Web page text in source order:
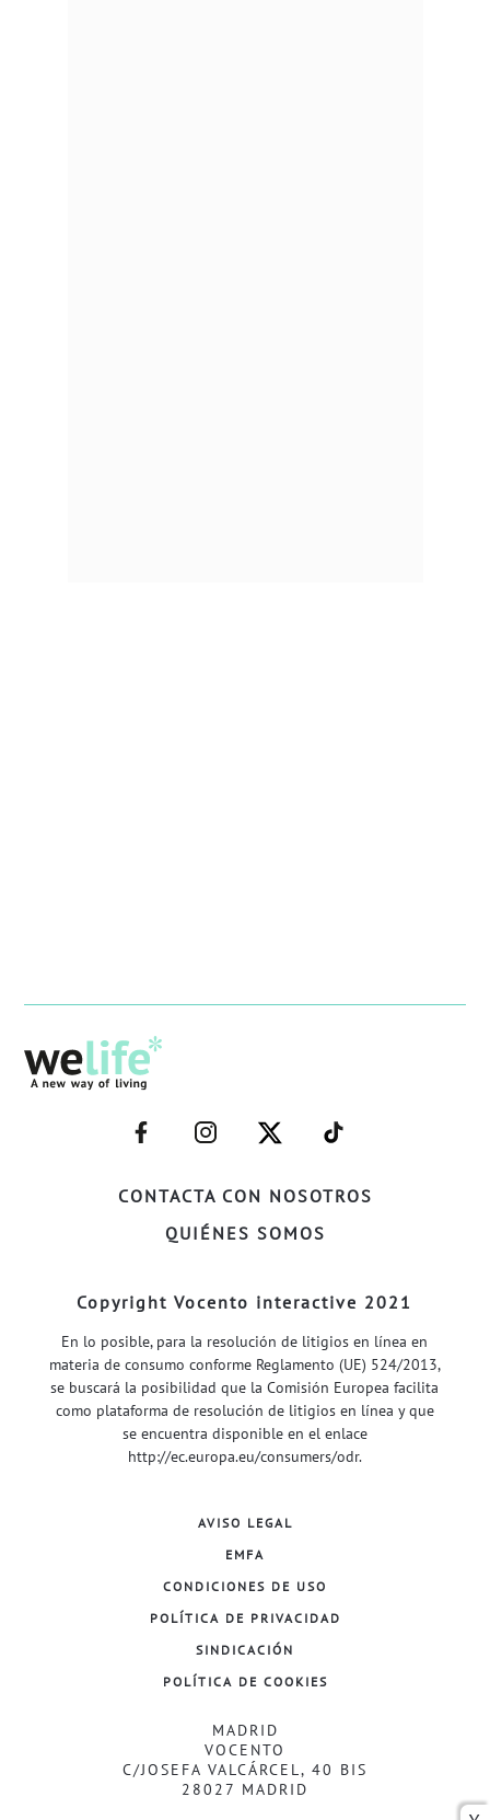
CONTACTA CON NOSOTROS
QUIÉNES SOMOS
–
FACEBOOK–
–
INSTAGRAM–
–
TWITTER–
–
WELIFE–
Copyright Vocento interactive 2021
En lo posible, para la resolución de litigios en línea en
materia de consumo conforme Reglamento (UE) 524/2013,
se buscará la posibilidad que la Comisión Europea facilita
como plataforma de resolución de litigios en línea y que
se encuentra disponible en el enlace
http://ec.europa.eu/consumers/odr.
AVISO LEGAL
EMFA
CONDICIONES DE USO
POLÍTICA DE PRIVACIDAD
SINDICACIÓN
POLÍTICA DE COOKIES
MADRID
VOCENTO
C/JOSEFA VALCÁRCEL, 40 BIS
28027 MADRID